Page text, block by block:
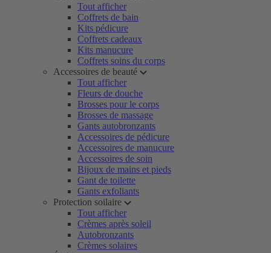
Tout afficher
Coffrets de bain
Kits pédicure
Coffrets cadeaux
Kits manucure
Coffrets soins du corps
Accessoires de beauté
Tout afficher
Fleurs de douche
Brosses pour le corps
Brosses de massage
Gants autobronzants
Accessoires de pédicure
Accessoires de manucure
Accessoires de soin
Bijoux de mains et pieds
Gant de toilette
Gants exfoliants
Protection soilaire
Tout afficher
Crèmes après soleil
Autobronzants
Crèmes solaires